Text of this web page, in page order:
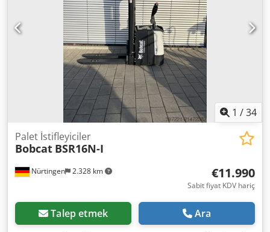
1 /34
Nürtingen 2.328 km
Palet İstifleyiciler
Bobcat BSR16N-I
€11.990
Sabit fiyat KDV hariç
Talep etmek Ara